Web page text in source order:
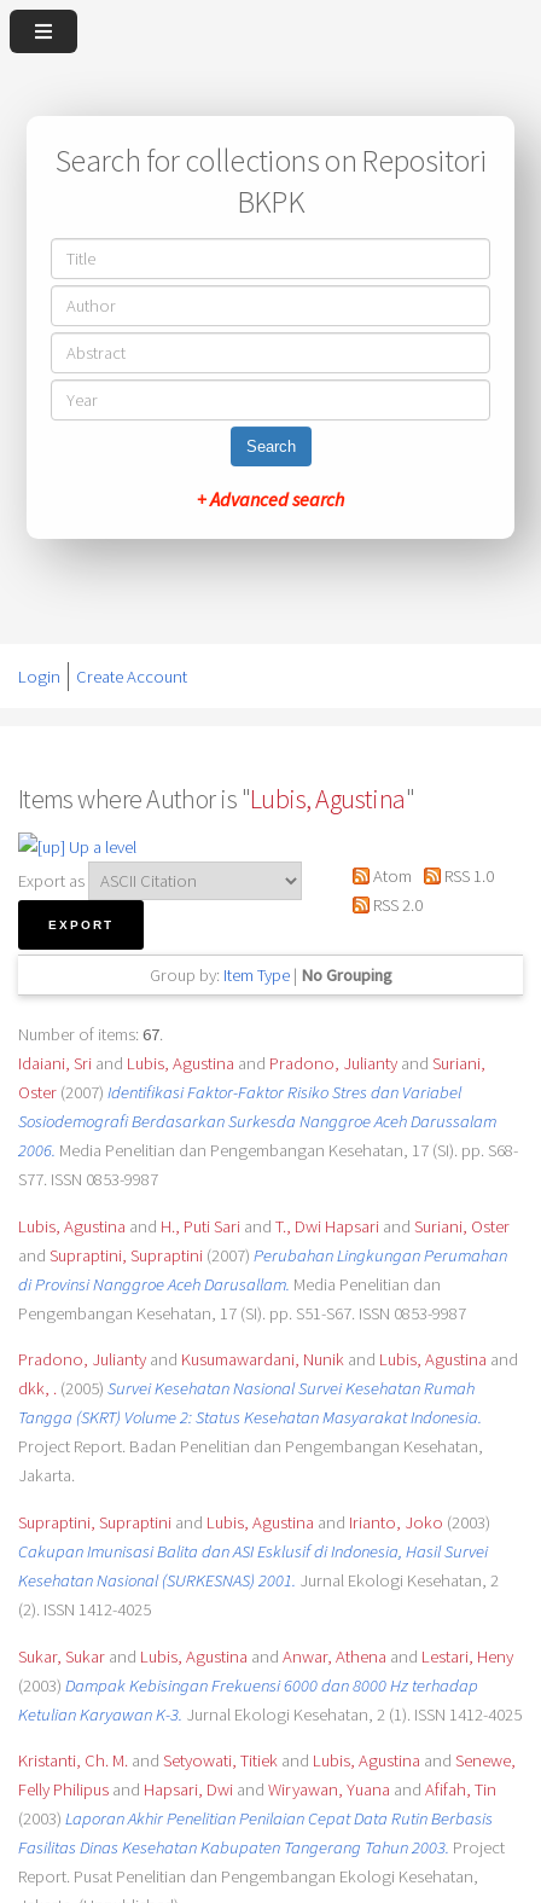
Search for collections on Repositori
BKPK
Search
+ Advanced search
Login Create Account
Items where Author is "Lubis, Agustina"
Up a level
Export as
Atom
RSS 1.0
RSS 2.0
Group by: Item Type| No Grouping
Number of items: 67.
Idaiani, Sriand Lubis, Agustina and Pradono, Juliantyand Suriani,
Oster(2007) Identifikasi Faktor-Faktor Risiko Stres dan Variabel
Sosiodemografi Berdasarkan Surkesda Nanggroe Aceh Darussalam
2006. Media Penelitian dan Pengembangan Kesehatan, 17 (SI). pp. S68-
S77. ISSN 0853-9987
Lubis, Agustina and H., Puti Sariand T., Dwi Hapsariand Suriani, Oster
and Supraptini, Supraptini(2007) Perubahan Lingkungan Perumahan
di Provinsi Nanggroe Aceh Darusallam. Media Penelitian dan
Pengembangan Kesehatan, 17 (SI). pp. S51-S67. ISSN 0853-9987
Pradono, Juliantyand Kusumawardani, Nunikand Lubis, Agustina and
dkk, .(2005) Survei Kesehatan Nasional Survei Kesehatan Rumah
Tangga (SKRT) Volume 2: Status Kesehatan Masyarakat Indonesia.
Project Report. Badan Penelitian dan Pengembangan Kesehatan,
Jakarta.
Supraptini, Supraptiniand Lubis, Agustina and Irianto, Joko (2003)
Cakupan Imunisasi Balita dan ASI Esklusif di Indonesia, Hasil Survei
Kesehatan Nasional (SURKESNAS) 2001. Jurnal Ekologi Kesehatan, 2
(2). ISSN 1412-4025
Sukar, Sukarand Lubis, Agustina and Anwar, Athena and Lestari, Heny
(2003) Dampak Kebisingan Frekuensi 6000 dan 8000 Hz terhadap
Ketulian Karyawan K-3. Jurnal Ekologi Kesehatan, 2 (1). ISSN 1412-4025
Kristanti, Ch. M.and Setyowati, Titiekand Lubis, Agustina and Senewe,
Felly Philipusand Hapsari, Dwiand Wiryawan, Yuana and Afifah, Tin
(2003) Laporan Akhir Penelitian Penilaian Cepat Data Rutin Berbasis
Fasilitas Dinas Kesehatan Kabupaten Tangerang Tahun 2003. Project
Report. Pusat Penelitian dan Pengembangan Ekologi Kesehatan,